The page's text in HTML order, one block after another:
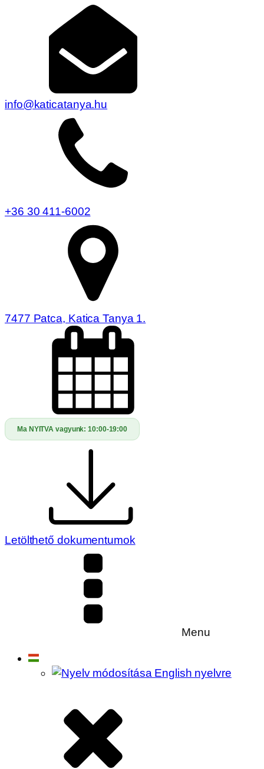
info@katicatanya.hu
+36 30 411-6002
7477 Patca, Katica Tanya 1.
Ma NYITVA vagyunk:10:00-19:00
Letölthető dokumentumok
Menu